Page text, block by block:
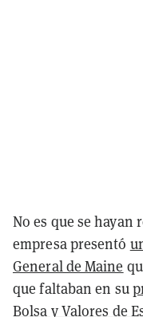
No es que se hayan
empresa presentó
General de Maine
que faltaban en su
Bolsa y Valores de